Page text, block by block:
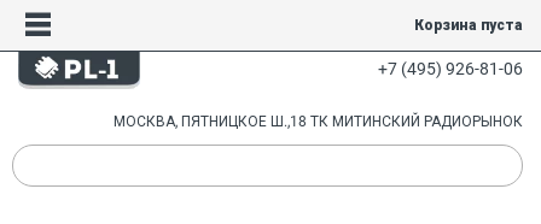
Корзина пуста
+7 (495) 926-81-06
МОСКВА, ПЯТНИЦКОЕ Ш.,18 ТК МИТИНСКИЙ РАДИОРЫНОК